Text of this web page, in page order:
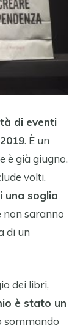
di eventi
. È un
è già giugno.
volti,
una soglia
non saranno
di un
dei libri,
è stato un
sommando